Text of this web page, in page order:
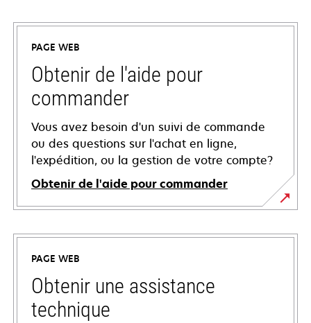
PAGE WEB
Obtenir de l'aide pour
commander
Vous avez besoin d'un suivi de commande
ou des questions sur l'achat en ligne,
l'expédition, ou la gestion de votre compte?
Obtenir de l'aide pour commander
PAGE WEB
Obtenir une assistance
technique